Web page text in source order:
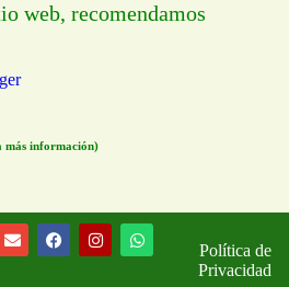
web, recomendamos
más información)
Política de
Privacidad